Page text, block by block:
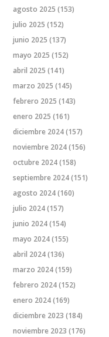
agosto 2025 (153)
julio 2025 (152)
junio 2025 (137)
mayo 2025 (152)
abril 2025 (141)
marzo 2025 (145)
febrero 2025 (143)
enero 2025 (161)
diciembre 2024(157)
noviembre 2024(156)
octubre 2024(158)
septiembre 2024(151)
agosto 2024(160)
julio 2024(157)
junio 2024(154)
mayo 2024(155)
abril 2024(136)
marzo 2024(159)
febrero 2024(152)
enero 2024(169)
diciembre 2023 (184)
noviembre 2023 (176)